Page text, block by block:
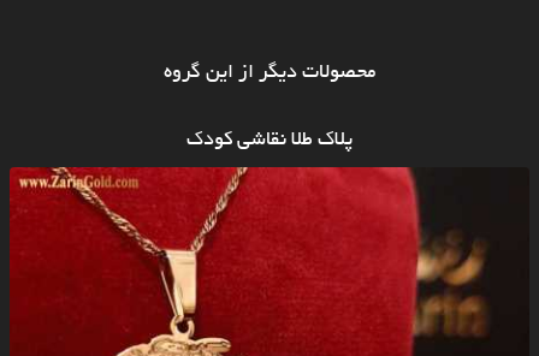
محصولات دیگر از این گروه
پلاک طلا نقاشی کودک